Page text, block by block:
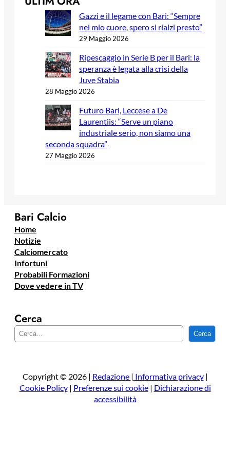
Gazzi e il legame con Bari: “Sempre
nel mio cuore, spero si rialzi presto”
29 Maggio 2026
Ripescaggio in Serie B per il Bari: la
speranza è legata alla crisi della
Juve Stabia
28 Maggio 2026
Futuro Bari, Leccese a De
Laurentiis: “Serve un piano
industriale serio, non siamo una
seconda squadra”
27 Maggio 2026
Bari Calcio
Home
Notizie
Calciomercato
Infortuni
Probabili Formazioni
Dove vedere in TV
Cerca
e
a
Cerca
Copyright © 2026 | Redazione | Informativa privacy|
Cookie Policy| Preferenze sui cookie| Dichiarazione di
accessibilità